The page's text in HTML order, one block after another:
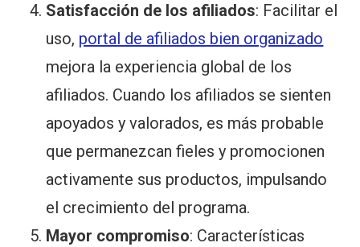
Satisfacción de los afiliados: Facilitar el
uso, portal de afiliados bien organizado
mejora la experiencia global de los
afiliados. Cuando los afiliados se sienten
apoyados y valorados, es más probable
que permanezcan fieles y promocionen
activamente sus productos, impulsando
el crecimiento del programa.
Mayor compromiso: Características